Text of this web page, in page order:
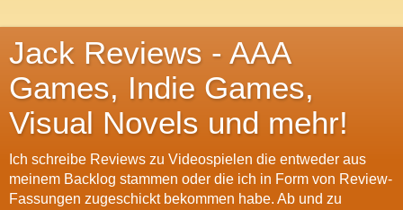
Jack Reviews - AAA
Games, Indie Games,
Visual Novels und mehr!
Ich schreibe Reviews zu Videospielen die entweder aus
meinem Backlog stammen oder die ich in Form von Review-
Fassungen zugeschickt bekommen habe. Ab und zu